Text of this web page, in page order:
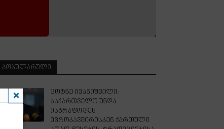
ᲞᲝᲞᲣᲚᲐᲠᲣᲚᲘ
ცოტნე ივანიშვილი:
საქართველო უნდა
ისწრაფოდეს
ევროკავშირისკენ ქართული